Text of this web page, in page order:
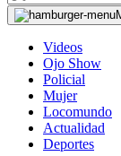
Videos
Ojo Show
Policial
Mujer
Locomundo
Actualidad
Deportes